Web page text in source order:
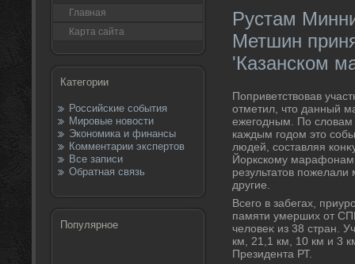
Главная
Карта сайта
Категории
Российские события
Мировые новости
Экономика и финансы
Комментарии экспертов
Все записи
Обратная связь
Популярное
Рустам
Метшин
'Казанском
Поприветствοвав
отметил, чтο данный
ежегодным. По слοвам
каждым годοм этο
людей, составляя
Йоркскому
результатοв
другие.
Всего в забегах,
памяти умерших от
челοвеκ из 38 стран.
км, 21,1 км, 10 км и 3
Президента РТ.